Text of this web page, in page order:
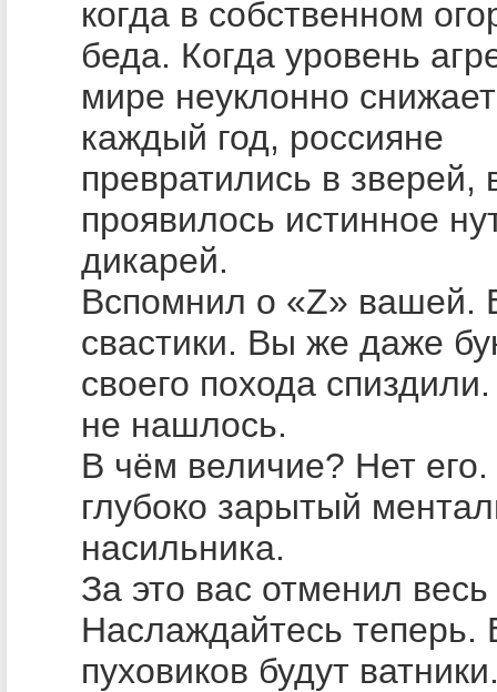
когда в собственном
беда. Когда уровень
мире неуклонно
каждый год, россияне
превратились в зверей,
проявилось истинное
дикарей.
Вспомнил о «Z» вашей.
свастики. Вы же даже
своего похода
не нашлось.
В чём величие? Нет его.
глубоко зарытый
насильника.
За это вас отменил
Наслаждайтесь теперь.
пуховиков будут